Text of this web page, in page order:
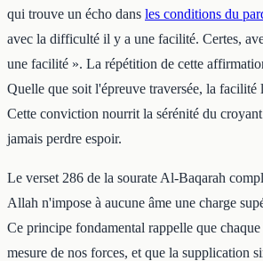
qui trouve un écho dans les conditions du
avec la difficulté il y a une facilité. Certes,
une facilité ». La répétition de cette
Quelle que soit l'épreuve traversée, la facilité
Cette conviction nourrit la sérénité du
jamais perdre espoir.
Le verset 286 de la sourate Al-Baqarah
Allah n'impose à aucune âme une charge
Ce principe fondamental rappelle que chaque
mesure de nos forces, et que la supplication